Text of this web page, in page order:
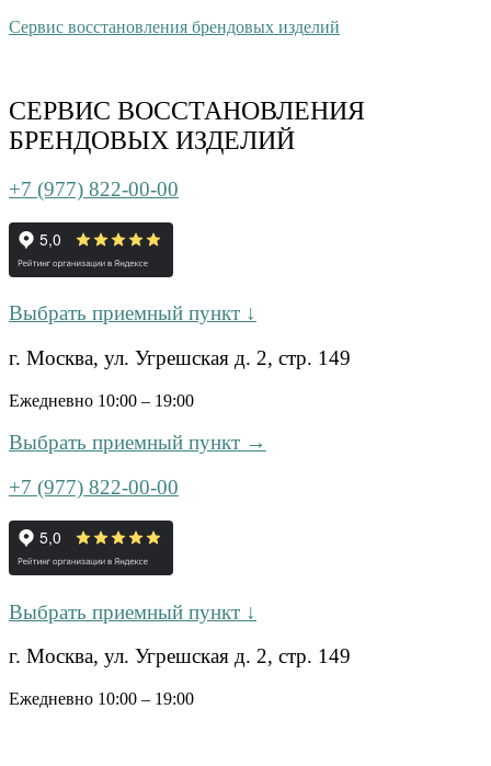
Сервис восстановления брендовых изделий
СЕРВИС ВОССТАНОВЛЕНИЯ
БРЕНДОВЫХ ИЗДЕЛИЙ
+7 (977) 822-00-00
Выбрать приемный пункт ↓
г. Москва, ул. Угрешская д. 2, стр. 149
Ежедневно 10:00 – 19:00
Выбрать приемный пункт →
+7 (977) 822-00-00
Выбрать приемный пункт ↓
г. Москва, ул. Угрешская д. 2, стр. 149
Ежедневно 10:00 – 19:00